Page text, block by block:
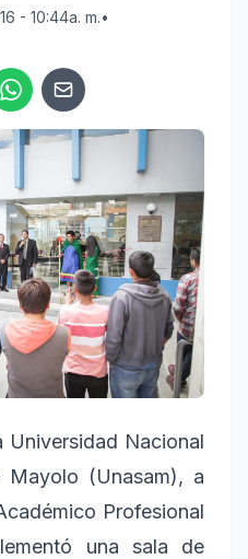
- 10:44a. m.•
Universidad Nacional
Mayolo (Unasam), a
Profesional
una sala de